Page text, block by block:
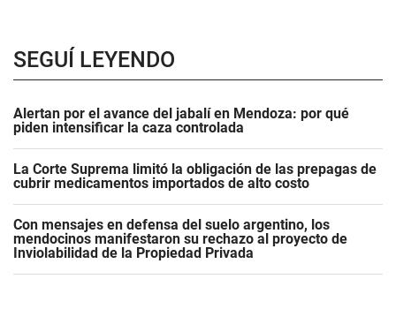
SEGUÍ LEYENDO
Alertan por el avance del jabalí en Mendoza: por qué
piden intensificar la caza controlada
La Corte Suprema limitó la obligación de las prepagas de
cubrir medicamentos importados de alto costo
Con mensajes en defensa del suelo argentino, los
mendocinos manifestaron su rechazo al proyecto de
Inviolabilidad de la Propiedad Privada